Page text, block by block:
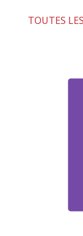
TOUTES